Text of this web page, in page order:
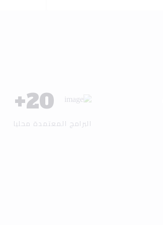
25
+
البرامج المعتمدة محليا